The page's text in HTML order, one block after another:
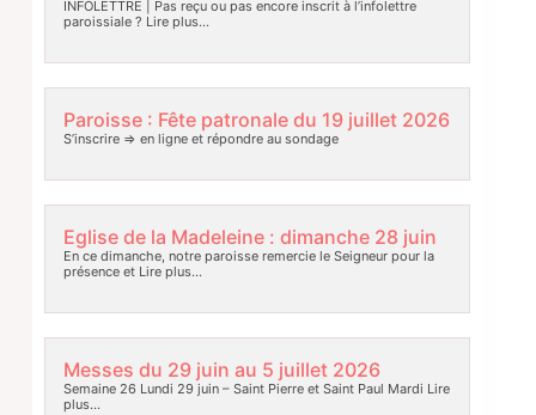
INFOLETTRE | Pas reçu ou pas encore inscrit à l’infolettre
paroissiale ? Lire plus…
Paroisse : Fête patronale du 19 juillet 2026
S’inscrire => en ligne et répondre au sondage
Eglise de la Madeleine : dimanche 28 juin
En ce dimanche, notre paroisse remercie le Seigneur pour la
présence etLire plus…
Messes du 29 juin au 5 juillet 2026
Semaine 26 Lundi 29 juin – Saint Pierre et Saint Paul Mardi Lire
plus…